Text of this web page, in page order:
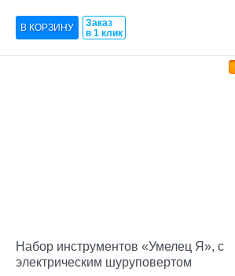
Заказ
в 1 клик
Набор инструментов «Умелец Я», с
электрическим шуруповертом